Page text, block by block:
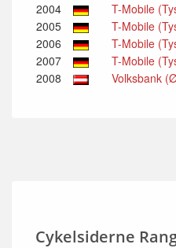
2004
T-Mobile
2005
T-Mobile
2006
T-Mobile
2007
T-Mobile
2008
Volksbank
Cykelsiderne